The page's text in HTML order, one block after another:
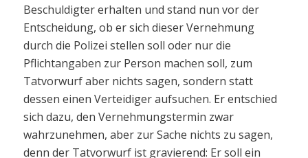
Beschuldigter erhalten und stand nun vor der
Entscheidung, ob er sich dieser Vernehmung
durch die Polizei stellen soll oder nur die
Pflichtangaben zur Person machen soll, zum
Tatvorwurf aber nichts sagen, sondern statt
dessen einen Verteidiger aufsuchen. Er entschied
sich dazu, den Vernehmungstermin zwar
wahrzunehmen, aber zur Sache nichts zu sagen,
denn der Tatvorwurf ist gravierend: Er soll ein